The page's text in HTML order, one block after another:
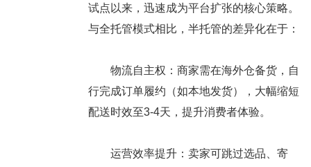
试点以来，迅速成为平台扩张的核心策略。
与全托管模式相比，半托管的差异化在于：
物流自主权：商家需在海外仓备货，自
行完成订单履约（如本地发货），大幅缩短
配送时效至3-4天，提升消费者体验。
运营效率提升：卖家可跳过选品、寄